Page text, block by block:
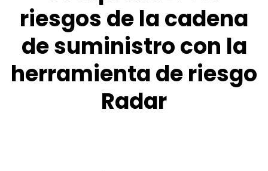
riesgos de la cadena
de suministro con la
herramienta de riesgo
Radar